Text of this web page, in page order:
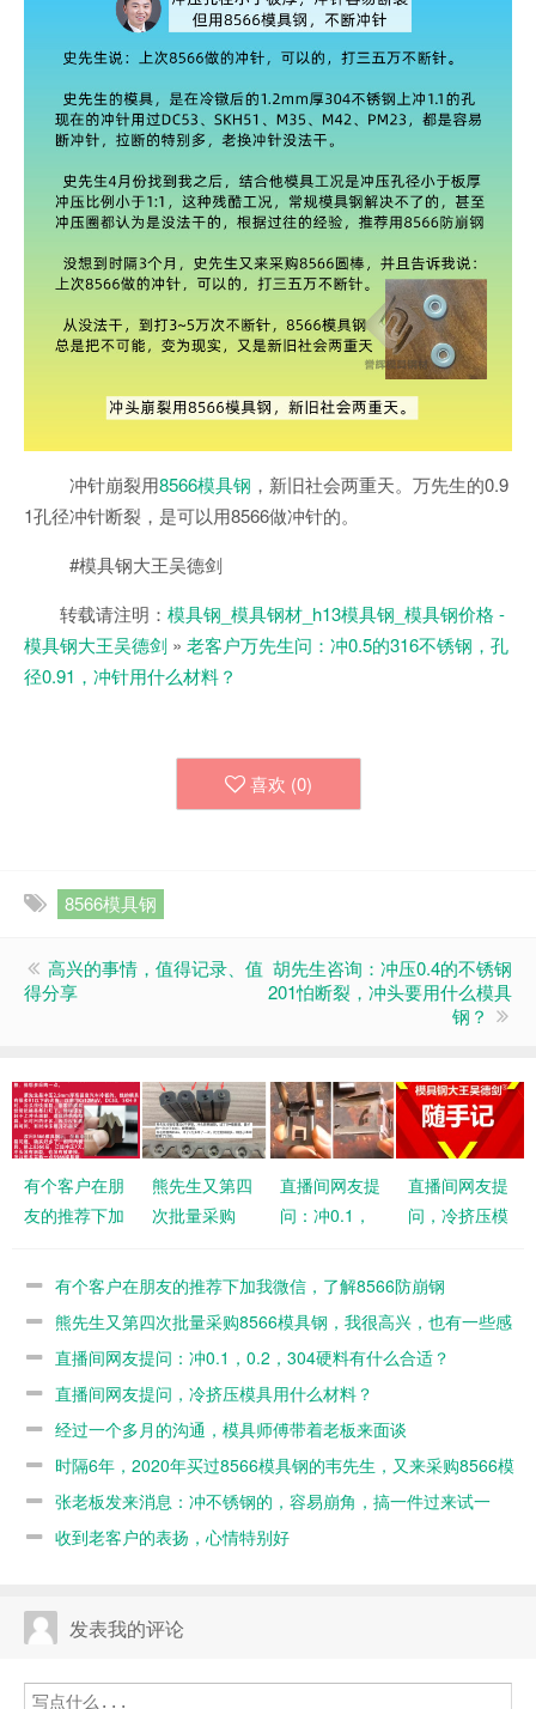
冲针崩裂用8566模具钢 ，新旧社会两重天。万先生的0.9
1孔径冲针断裂，是可以用8566做冲针的。
#模具钢大王吴德剑
转载请注明： 模具钢_模具钢材_h13模具钢_模具钢价格 -
模具钢大王吴德剑 » 老客户万先生问：冲0.5的316不锈钢，孔
径0.91，冲针用什么材料？
喜欢 (0)
8566模具钢
高兴的事情，值得记录、值
得分享
胡先生咨询：冲压0.4的不锈钢
201怕断裂，冲头要用什么模具
钢？
有个客户在朋
友的推荐下加
8566防崩钢
熊先生又第四
次批量采购
钢，我很高
感悟
直播间网友提
问：冲0.1，
有什么合适？
直播间网友提
问，冷挤压模
料？
有个客户在朋友的推荐下加我微信，了解8566防崩钢
熊先生又第四次批量采购8566模具钢，我很高兴，也有一些感
悟 直播间网友提问：冲0.1，0.2，304硬料有什么合适？
直播间网友提问，冷挤压模具用什么材料？
经过一个多月的沟通，模具师傅带着老板来面谈
时隔6年，2020年买过8566模具钢的韦先生，又来采购8566模
具钢张老板发来消息：冲不锈钢的，容易崩角，搞一件过来试一
下 收到老客户的表扬，心情特别好
发表我的评论